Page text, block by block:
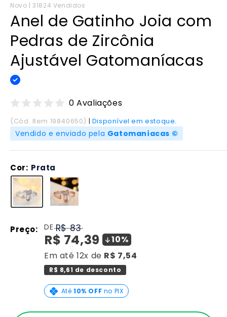
Novo | 31824 Vendidos
Anel de Gatinho Joia com
Pedras de Zircônia
Ajustável Gatomaníacas
0 Avaliações
(Cód. Item 19840650) | Disponível em estoque.
Vendido e enviado pela Gatomaníacas ©
Cor: Prata
Preço: DETranslation
missing:
pt-
BR.product.general.regular_price
R$ 83
Translation
missing:
pt-
R$ 74,39
10%
Em até 12x de R$ 7,54
R$ 8,61 de desconto
Até10% OFF no PIX